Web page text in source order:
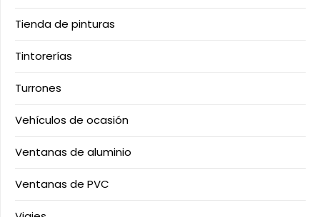
Tienda de pinturas
Tintorerías
Turrones
Vehículos de ocasión
Ventanas de aluminio
Ventanas de PVC